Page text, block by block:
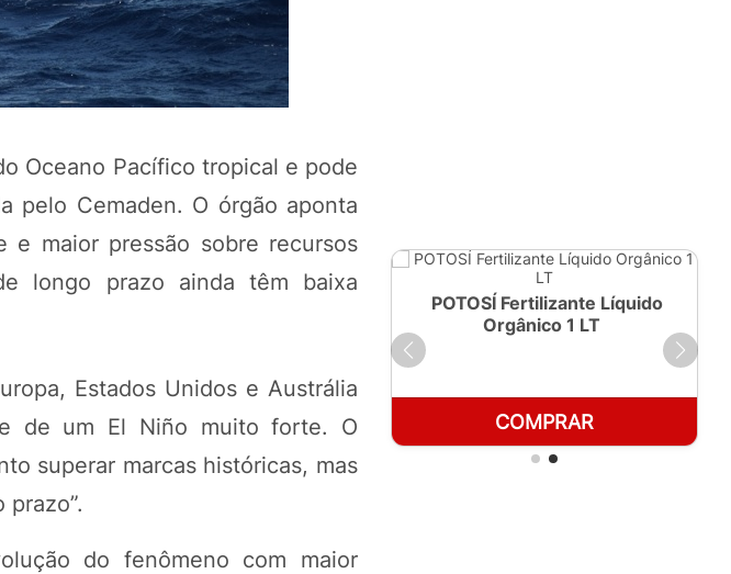
Oceano Pacífico tropical e pode
pelo Cemaden. O órgão aponta
maior pressão sobre recursos
longo prazo ainda têm baixa
Estados Unidos e Austrália
de um El Niño muito forte. O
superar marcas históricas, mas
do fenômeno com maior
COMPRAR
POTOSÍ Fertilizante Líquido
Orgânico 1 LT
COMPRAR